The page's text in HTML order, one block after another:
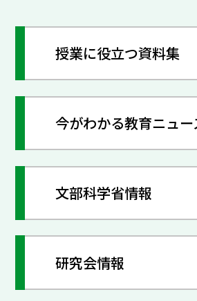
授業に役立つ資料集
今がわかる教育ニュー
文部科学省情報
研究会情報